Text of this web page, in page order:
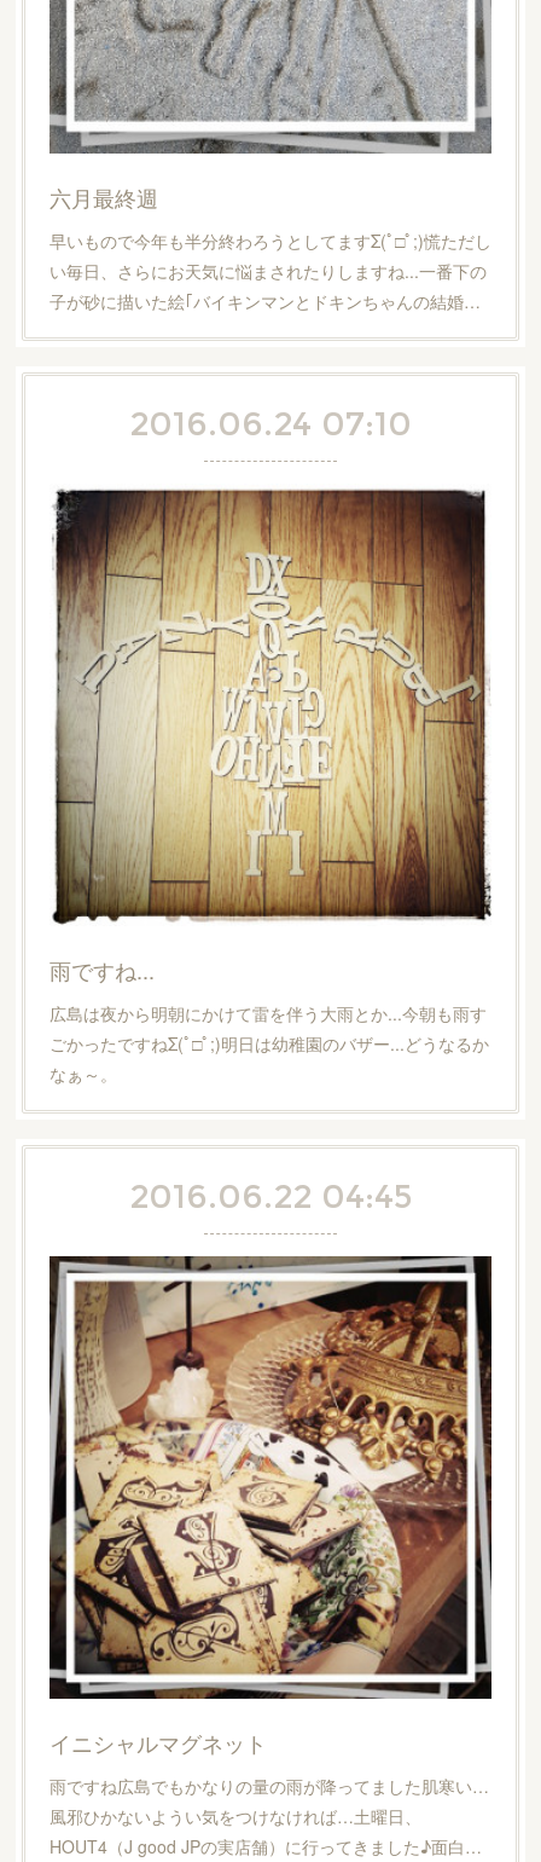
六月最終週
早いもので今年も半分終わろうとしてますΣ(ﾟ□ﾟ;)慌ただし
い毎日、さらにお天気に悩まされたりしますね...一番下の
子が砂に描いた絵｢バイキンマンとドキンちゃんの結婚…
2016.06.24 07:10
雨ですね...
広島は夜から明朝にかけて雷を伴う大雨とか...今朝も雨す
ごかったですねΣ(ﾟ□ﾟ;)明日は幼稚園のバザー...どうなるか
なぁ～。
2016.06.22 04:45
イニシャルマグネット
雨ですね広島でもかなりの量の雨が降ってました肌寒い…
風邪ひかないようい気をつけなければ…土曜日、
HOUT4（J good JPの実店舗）に行ってきました♪面白…